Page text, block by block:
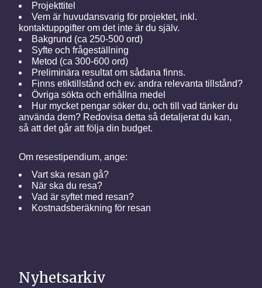
Projekttitel
Vem är huvudansvarig för projektet, inkl.
kontaktuppgifter om det inte är du själv.
Bakgrund (ca 250-500 ord)
Syfte och frågeställning
Metod (ca 300-600 ord)
Preliminära resultat om sådana finns.
Finns etiktillstånd och ev. andra relevanta tillstånd?
Övriga sökta och erhållna medel
Hur mycket pengar söker du, och till vad tänker du
använda dem? Redovisa detta så detaljerat du kan,
så att det går att följa din budget.
Om resestipendium, ange:
Vart ska resan gå?
När ska du resa?
Vad är syftet med resan?
Kostnadsberäkning för resan
Nyhetsarkiv